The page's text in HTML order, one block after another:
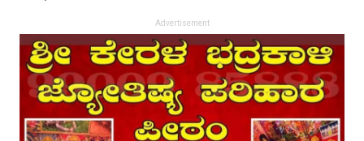
Advertisement